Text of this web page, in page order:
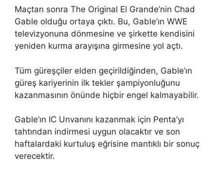
Maçtan sonra The Original El Grande’nin Chad
Gable olduğu ortaya çıktı. Bu, Gable’ın WWE
televizyonuna dönmesine ve şirkette kendisini
yeniden kurma arayışına girmesine yol açtı.
Tüm güreşçiler elden geçirildiğinden, Gable’ın
güreş kariyerinin ilk tekler şampiyonluğunu
kazanmasının önünde hiçbir engel kalmayabilir.
Gable’ın IC Unvanını kazanmak için Penta’yı
tahtından indirmesi uygun olacaktır ve son
haftalardaki kurtuluş eğrisine mantıklı bir sonuç
verecektir.